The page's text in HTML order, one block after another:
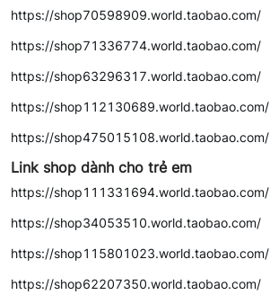
https://shop70598909.world.taobao.com/
https://shop71336774.world.taobao.com/
https://shop63296317.world.taobao.com/
https://shop112130689.world.taobao.com/
https://shop475015108.world.taobao.com/
Link shop dành cho trẻ em
https://shop111331694.world.taobao.com/
https://shop34053510.world.taobao.com/
https://shop115801023.world.taobao.com/
https://shop62207350.world.taobao.com/